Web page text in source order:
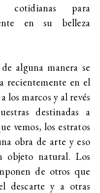
cotidianas para
en su belleza
alguna manera se
recientemente en el
los marcos y al revés
destinadas a
vemos, los estratos
obra de arte y eso
objeto natural. Los
de otros que
descarte y a otras